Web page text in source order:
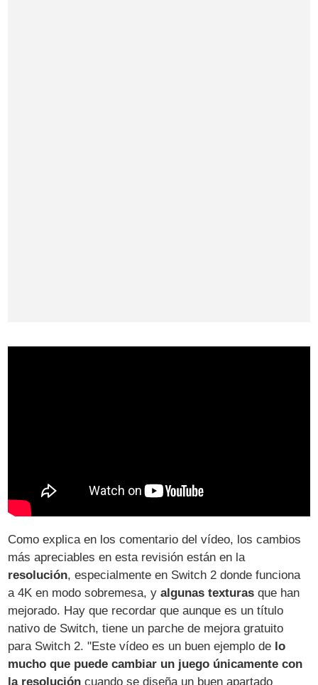
Como explica en los comentario del vídeo, los cambios
más apreciables en esta revisión están en la
resolución, especialmente en Switch 2 donde funciona
a 4K en modo sobremesa, yalgunas texturas que han
mejorado. Hay que recordar que aunque es un título
nativo de Switch, tiene un parche de mejora gratuito
para Switch 2. "Este vídeo es un buen ejemplo de lo
mucho que puede cambiar un juego únicamente con
la resolución cuando se diseña un buen apartado